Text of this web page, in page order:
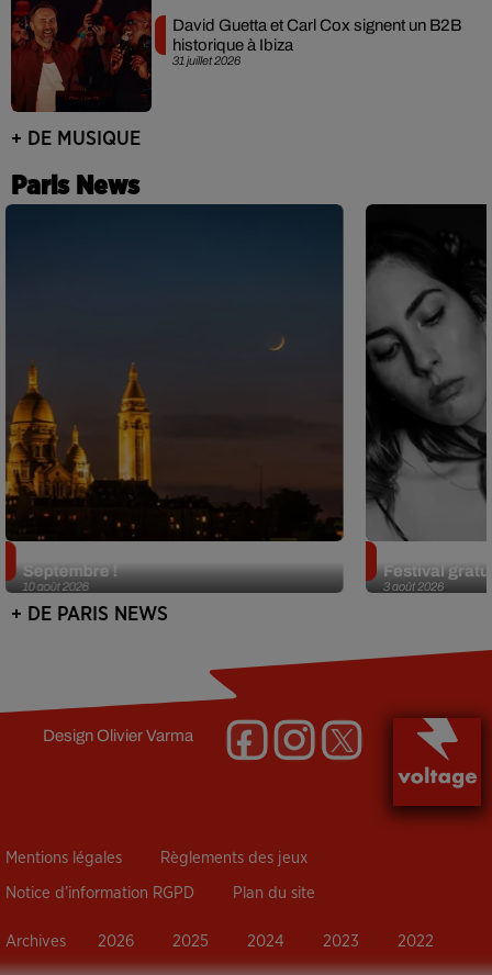
31 juillet 2026
David Guetta et Carl Cox signent un B2B
historique à Ibiza
+ DE MUSIQUE
Paris News
10 août 2026
Septembre !
3 août 2026
Festival
+ DE PARIS NEWS
DesignOlivier Varma
Mentions légales Règlements des jeux
Notice d’information RGPD Plan du site
Archives 2026 2025 2024 2023 2022